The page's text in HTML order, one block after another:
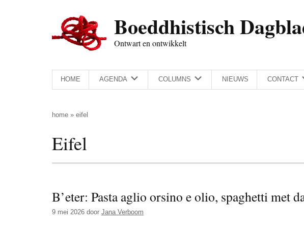
Boeddhistisch
Ontwart en ontwikkelt
HOME AGENDA COLUMNS NIEUWS CONTACT
home » eifel
Eifel
B’eter: Pasta aglio orsino e olio, spaghetti met
9 mei 2026 door Jana Verboom